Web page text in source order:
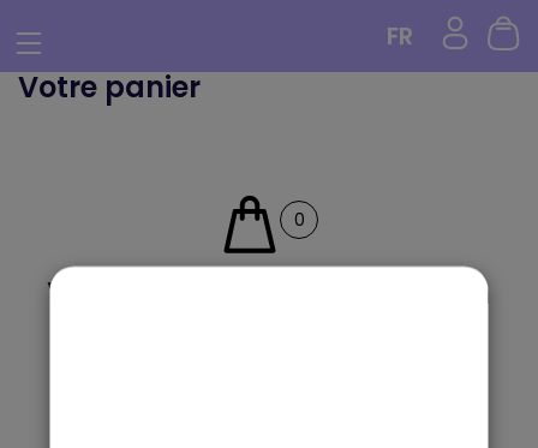
FR
Votre panier
0
Vous n'avez sélectionné aucun